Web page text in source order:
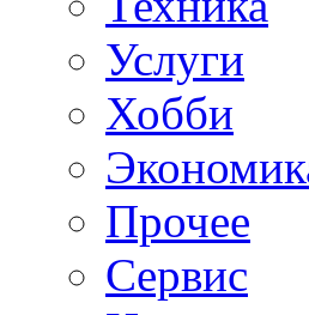
Услуги
Хобби
Прочее
Сервис